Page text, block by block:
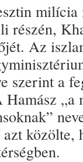
részén,
Az
szerint a
„a
közölte,